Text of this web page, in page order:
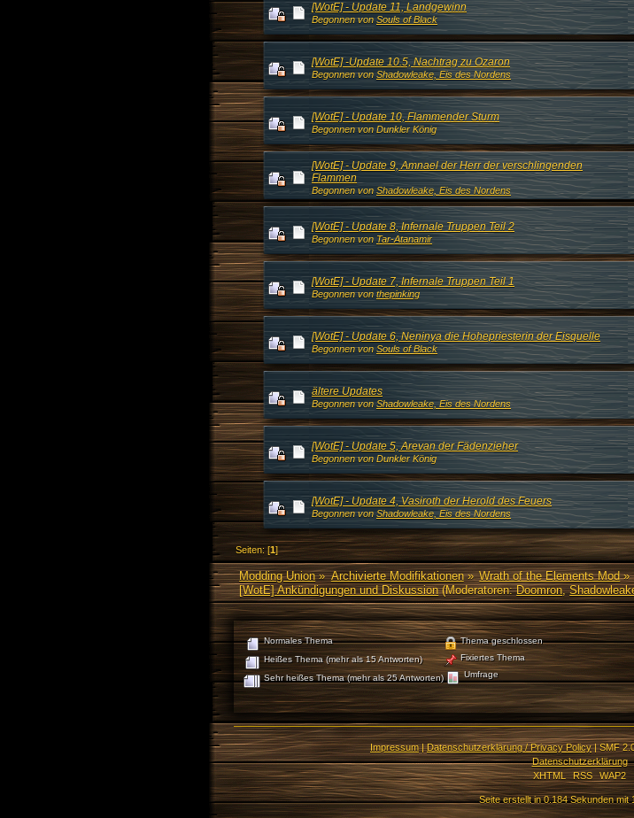
[WotE] - Update 11, Landgewinn
Begonnen von Souls of Black
[WotE] -Update 10.5, Nachtrag zu Ozaron
Begonnen von Shadowleake, Eis des Nordens
[WotE] - Update 10, Flammender Sturm
Begonnen von Dunkler König
[WotE] - Update 9, Amnael der Herr der verschlingenden
Flammen
Begonnen von Shadowleake, Eis des Nordens
[WotE] - Update 8, Infernale Truppen Teil 2
Begonnen von Tar-Atanamir
[WotE] - Update 7, Infernale Truppen Teil 1
Begonnen von thepinking
[WotE] - Update 6, Neninya die Hohepriesterin der Eisquelle
Begonnen von Souls of Black
ältere Updates
Begonnen von Shadowleake, Eis des Nordens
[WotE] - Update 5, Arevan der Fädenzieher
Begonnen von Dunkler König
[WotE] - Update 4, Vasiroth der Herold des Feuers
Begonnen von Shadowleake, Eis des Nordens
Seiten: [1]
Modding Union» Archivierte Modifikationen» Wrath of the Elements Mod»
[WotE] Ankündigungen und Diskussion(Moderatoren:Doomron,
Normales Thema
Heißes Thema (mehr als 15 Antworten)
Sehr heißes Thema (mehr als 25 Antworten)
Thema geschlossen
Fixiertes Thema
Umfrage
Impressum|Datenschutzerklärung / Privacy Policy|SMF
Datenschutzerklärung
XHTML
RSS WAP2
Seite erstellt in 0.184 Sekunden mit